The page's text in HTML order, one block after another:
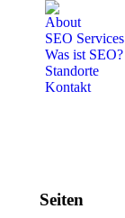
About
SEO Services
Was ist SEO?
Standorte
Kontakt
Seiten